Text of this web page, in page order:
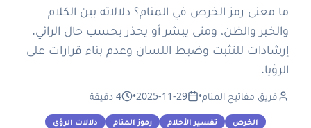
ما معنى رمز الخرص في المنام؟ دلالاته بين الكلام
والخبر والظن، ومتى يبشر أو يحذر بحسب حال الرائي.
إرشادات للتثبت وضبط اللسان وعدم بناء قرارات على
الرؤيا.
فريق مفاتيح المنام•
2025-11-29
• 4 دقيقة
الخرص تفسير الأحلام رموز المنام
دلالات الرؤى